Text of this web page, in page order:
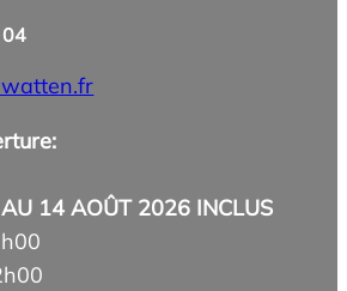
14 AOÛT 2026 INCLUS